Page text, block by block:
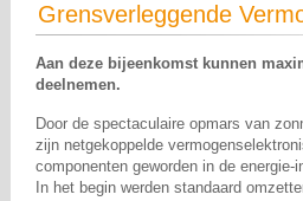
Grensverleggende
Aan deze bijeenkomst kunnen
deelnemen.
Door de spectaculaire opmars van
zijn netgekoppelde
componenten geworden in de energie-
In het begin werden standaard